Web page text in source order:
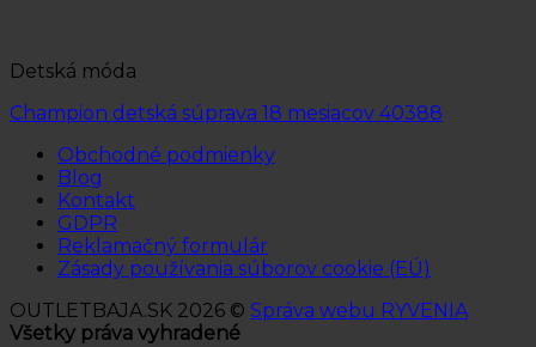
Detská móda
Champion detská súprava 18 mesiacov 40388
Obchodné podmienky
Blog
Kontakt
GDPR
Reklamačný formulár
Zásady používania súborov cookie (EÚ)
OUTLETBAJA.SK 2026 © Správa webu RYVENIA
Všetky práva vyhradené